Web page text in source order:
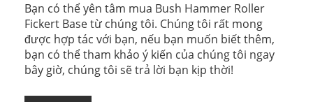
Bạn có thể yên tâm mua Bush Hammer Roller
Fickert Base từ chúng tôi. Chúng tôi rất mong
được hợp tác với bạn, nếu bạn muốn biết thêm,
bạn có thể tham khảo ý kiến ​​của chúng tôi ngay
bây giờ, chúng tôi sẽ trả lời bạn kịp thời!